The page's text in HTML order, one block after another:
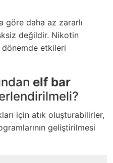
göre daha az zararlı
değildir. Nikotin
dönemde etkileri
elf bar
için atık oluşturabilirler,
geliştirilmesi